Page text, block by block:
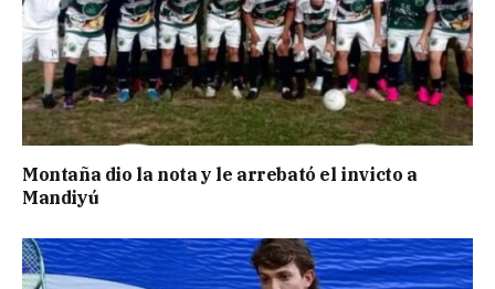
Montaña dio la nota y le arrebató el invicto a
Mandiyú